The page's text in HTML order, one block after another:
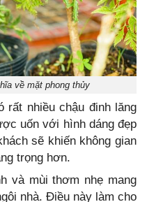
về mặt phong thủy
rất nhiều chậu đinh lăng
uốn với hình dáng đẹp
sẽ khiến không gian
trọng hơn.
và mùi thơm nhẹ mang
nhà. Điều này làm cho